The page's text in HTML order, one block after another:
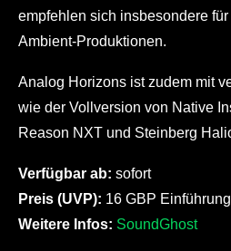
empfehlen sich insbesondere
Ambient-Produktionen.
Analog Horizons ist zudem mit
wie der Vollversion von Native
Reason NXT und Steinberg
Verfügbar ab: sofort
Preis (UVP): 16 GBP
Weitere Infos: SoundGhost